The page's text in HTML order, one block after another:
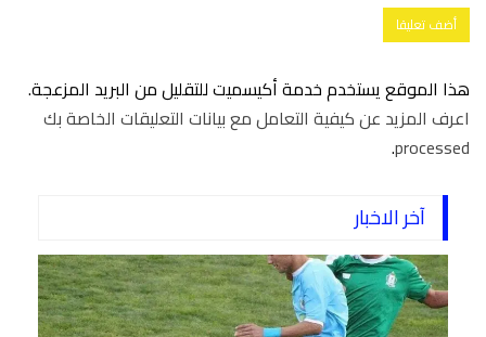
هذا الموقع يستخدم خدمة أكيسميت للتقليل من البريد المزعجة.
اعرف المزيد عن كيفية التعامل مع بيانات التعليقات الخاصة بك
processed
.
آخر الاخبار